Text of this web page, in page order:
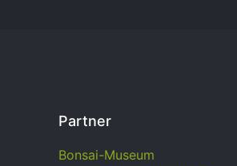
Partner
Bonsai-Museum